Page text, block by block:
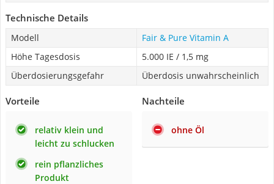
Technische Details
Modell
Fair & Pure Vitamin A
Höhe Tagesdosis
5.000 IE / 1,5 mg
Überdosierungsgefahr
Überdosis unwahrscheinlich
Vorteile
relativ klein und
leicht zu schlucken
rein pflanzliches
Produkt
Nachteile
ohne Öl